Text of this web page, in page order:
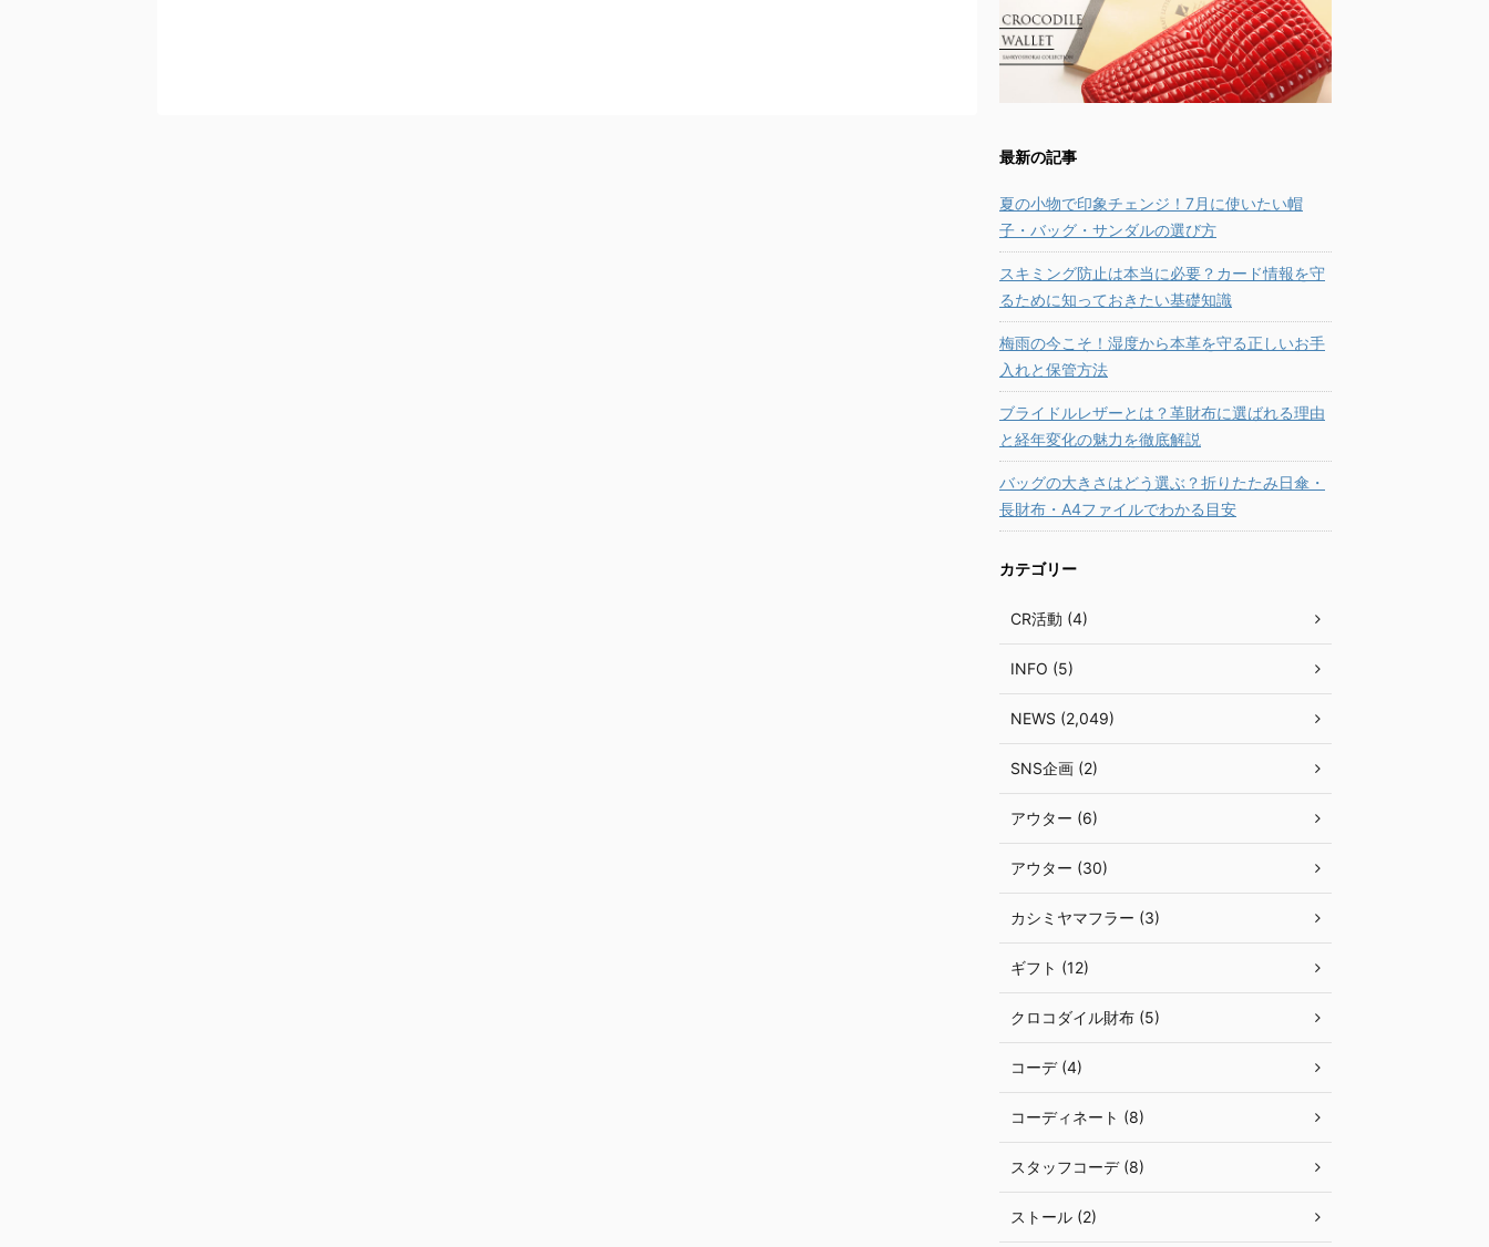
最新の記事
夏の小物で印象チェンジ！7月に使いたい帽
子・バッグ・サンダルの選び方
スキミング防止は本当に必要？カード情報を守
るために知っておきたい基礎知識
梅雨の今こそ！湿度から本革を守る正しいお手
入れと保管方法
ブライドルレザーとは？革財布に選ばれる理由
と経年変化の魅力を徹底解説
バッグの大きさはどう選ぶ？折りたたみ日傘・
長財布・A4ファイルでわかる目安
カテゴリー
CR活動 (4)
INFO (5)
NEWS (2,049)
SNS企画 (2)
アウター (6)
アウター (30)
カシミヤマフラー (3)
ギフト (12)
クロコダイル財布 (5)
コーデ (4)
コーディネート (8)
スタッフコーデ (8)
ストール (2)